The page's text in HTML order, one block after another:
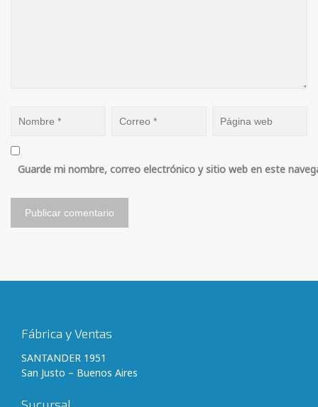
Guarde mi nombre, correo electrónico y sitio web en este
Fábrica y Ventas
SANTANDER 1951
San Justo – Buenos Aires